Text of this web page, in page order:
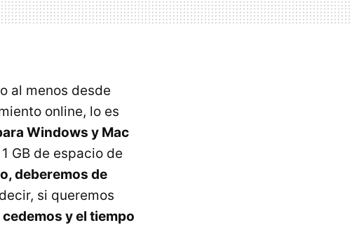
al menos desde
online, lo es
Windows y Mac
GB de espacio de
deberemos de
si queremos
y el tiempo